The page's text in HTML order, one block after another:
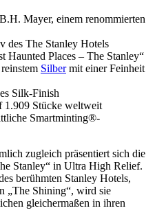
Mayer, einem renommierten
des The Stanley Hotels
Haunted Places – The Stanley“
Silbermit einer Feinheit
Silk-Finish
1.909 Stücke weltweit
Smartminting®-
zugleich präsentiert sich die
Stanley“ in Ultra High Relief.
berühmten Stanley Hotels,
„The Shining“, wird sie
gleichermaßen in ihren